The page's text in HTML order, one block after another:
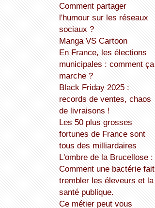
Comment partager
l'humour sur les réseaux
sociaux ?
Manga VS Cartoon
En France, les élections
municipales : comment ça
marche ?
Black Friday 2025 :
records de ventes, chaos
de livraisons !
Les 50 plus grosses
fortunes de France sont
tous des milliardaires
L'ombre de la Brucellose :
Comment une bactérie fait
trembler les éleveurs et la
santé publique.
Ce métier peut vous